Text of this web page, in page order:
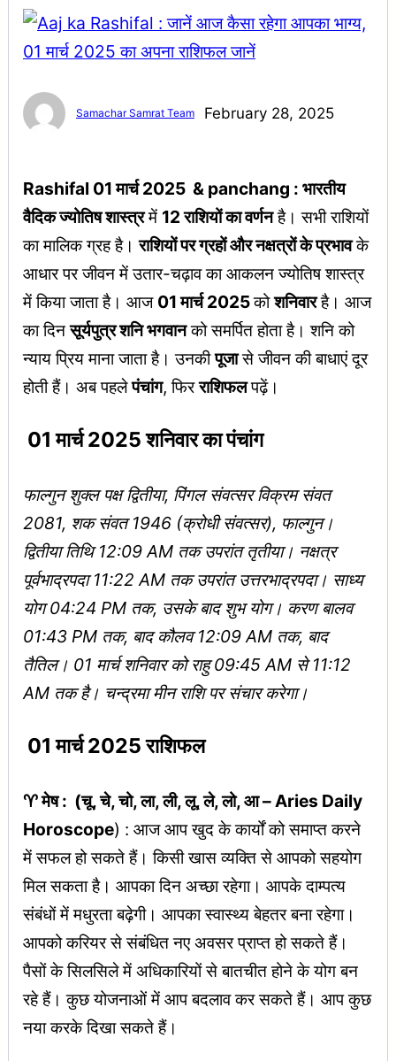
Samachar Samrat Team February 28, 2025
Rashifal 01 मार्च 2025 & panchang : भारतीय
वैदिक ज्योतिष शास्त्रमें 12 राशियों का वर्णनहै। सभी राशियों
का मालिक ग्रह है।राशियों पर ग्रहों और नक्षत्रों के प्रभावके
आधार पर जीवन में उतार-चढ़ाव का आकलन ज्योतिष शास्त्र
में किया जाता है। आज 01 मार्च 2025कोशनिवारहै। आज
का दिनसूर्यपुत्र शनि भगवानको समर्पित होता है। शनि को
न्याय प्रिय माना जाता है। उनकीपूजासे जीवन की बाधाएं दूर
होती हैं। अब पहलेपंचांग, फिरराशिफलपढ़ें।
01 मार्च 2025 शनिवार का पंचांग
फाल्गुन शुक्ल पक्ष द्वितीया, पिंगल संवत्सर विक्रम संवत
2081, शक संवत 1946 (क्रोधी संवत्सर), फाल्गुन।
द्वितीया तिथि 12:09 AM तक उपरांत तृतीया। नक्षत्र
पूर्वभाद्रपदा 11:22 AM तक उपरांत उत्तरभाद्रपदा। साध्य
योग 04:24 PM तक, उसके बाद शुभ योग। करण बालव
01:43 PM तक, बाद कौलव 12:09 AM तक, बाद
तैतिल। 01 मार्च शनिवार को राहु 09:45 AM से 11:12
AM तक है। चन्द्रमा मीन राशि पर संचार करेगा।
01 मार्च 2025 राशिफल
♈ मेष : (चू, चे, चो, ला, ली, लू, ले, लो, आ – Aries Daily
Horoscope) : आज आप खुद के कार्यों को समाप्त करने
में सफल हो सकते हैं। किसी खास व्यक्ति से आपको सहयोग
मिल सकता है। आपका दिन अच्छा रहेगा। आपके दाम्पत्य
संबंधों में मधुरता बढ़ेगी। आपका स्वास्थ्य बेहतर बना रहेगा।
आपको करियर से संबंधित नए अवसर प्राप्त हो सकते हैं।
पैसों के सिलसिले में अधिकारियों से बातचीत होने के योग बन
रहे हैं। कुछ योजनाओं में आप बदलाव कर सकते हैं। आप कुछ
नया करके दिखा सकते हैं।